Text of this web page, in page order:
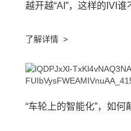
越开越“AI”，这样的IVI谁
了解详情 >
“车轮上的智能化”，如何